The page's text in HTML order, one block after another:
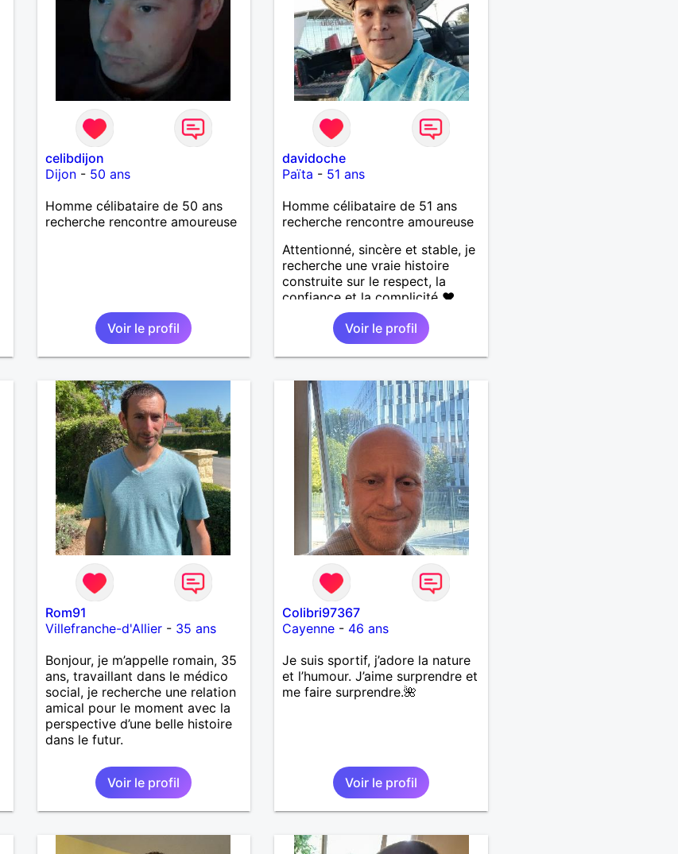
celibdijon
Dijon- 50 ans
Homme célibataire de 50 ans
recherche rencontre amoureuse
Voir le profil
davidoche
Païta - 51 ans
Homme célibataire de 51 ans
recherche rencontre amoureuse
Attentionné, sincère et stable, je
recherche une vraie histoire
construite sur le respect, la
confiance et la complicité ❤️
J’aime les choses simples de la
vie : la nature, la mer, les
moments authentiques et les
personnes au grand cœur 🌊🌿
les petits moments de tendresse
et les calinous réguliers 😊❤️ La
solitude finit parfois par peser,
alors si tu es en Nouvelle-
Calédonie et que tu crois encore
à un amour vrai, prenons le
temps de discuter… et laissons
l’avenir nous guider 🌹
Voir le profil
Rom91
Villefranche-d'Allier- 35 ans
Bonjour, je m’appelle romain, 35
ans, travaillant dans le médico
social, je recherche une relation
amical pour le moment avec la
perspective d’une belle histoire
dans le futur.
Voir le profil
Colibri97367
Cayenne - 46 ans
Je suis sportif, j’adore la nature
et l’humour. J’aime surprendre et
me faire surprendre.🌺
Voir le profil